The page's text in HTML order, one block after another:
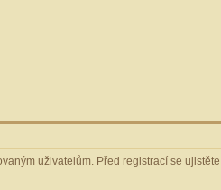
uživatelům. Před registrací se